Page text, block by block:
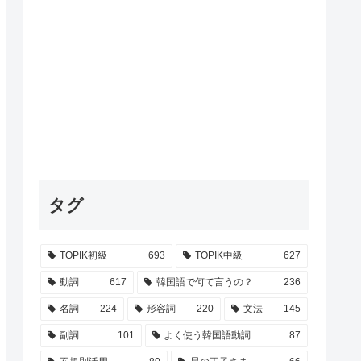
タグ
TOPIK初級 693 TOPIK中級 627
動詞 617 韓国語で何て言うの？ 236
名詞 224 形容詞 220 文法 145
副詞 101 よく使う韓国語動詞 87